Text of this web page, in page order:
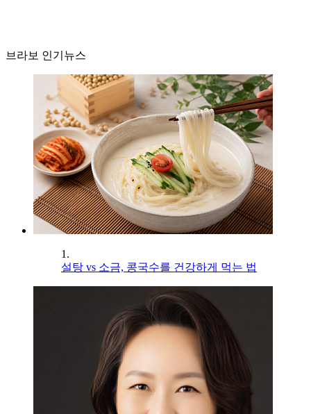
브라보 인기뉴스
1.
설탕 vs 소금, 콩국수를 건강하게 먹는 법